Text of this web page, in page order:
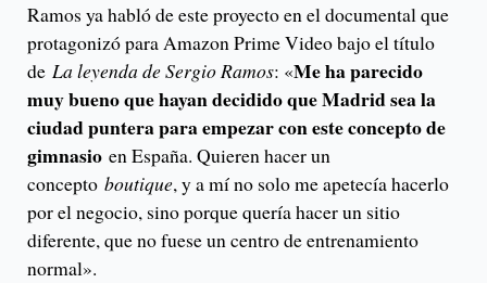
Ramos ya habló de este proyecto en el documental que
protagonizó para Amazon Prime Video bajo el título
de La leyenda de Sergio Ramos: «Me ha parecido
muy bueno que hayan decidido que Madrid sea la
ciudad puntera para empezar con este concepto de
gimnasio en España. Quieren hacer un
concepto boutique, y a mí no solo me apetecía hacerlo
por el negocio, sino porque quería hacer un sitio
diferente, que no fuese un centro de entrenamiento
normal».